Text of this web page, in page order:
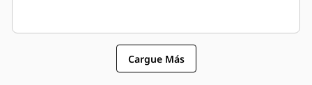
Cargue Más